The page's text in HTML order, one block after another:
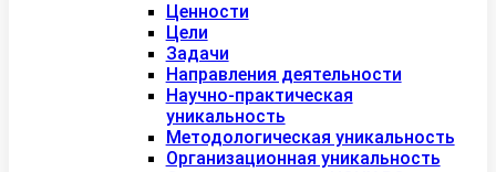
Ценности
Цели
Задачи
Направления деятельности
Научно-практическая
уникальность
Методологическая уникальность
Организационная уникальность